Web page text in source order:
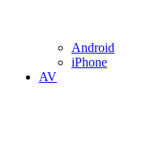
Android
iPhone
AV